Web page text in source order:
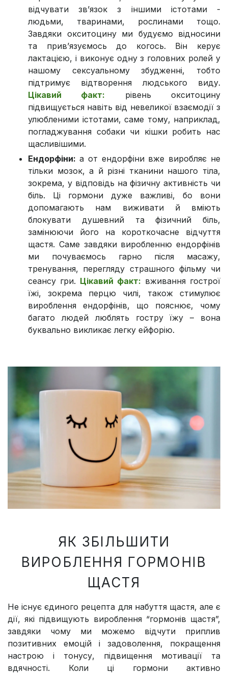
відчувати зв’язок з іншими істотами -
людьми, тваринами, рослинами тощо.
Завдяки окситоцину ми будуємо відносини
та прив’язуємось до когось. Він керує
лактацією, і виконує одну з головних ролей у
нашому сексуальному збудженні, тобто
підтримує відтворення людського виду.
Цікавий факт: рівень окситоцину
підвищується навіть від невеликої взаємодії з
улюбленими істотами, саме тому, наприклад,
погладжування собаки чи кішки робить нас
щасливішими.
Ендорфіни: а от ендорфіни вже виробляє не
тільки мозок, а й різні тканини нашого тіла,
зокрема, у відповідь на фізичну активність чи
біль. Ці гормони дуже важливі, бо вони
допомагають нам виживати й вміють
блокувати душевний та фізичний біль,
замінюючи його на короткочасне відчуття
щастя. Саме завдяки виробленню ендорфінів
ми почуваємось гарно після масажу,
тренування, перегляду страшного фільму чи
сеансу гри. Цікавий факт: вживання гострої
їжі, зокрема перцю чилі, також стимулює
вироблення ендорфінів, що пояснює, чому
багато людей люблять гостру їжу – вона
буквально викликає легку ейфорію.
ЯК ЗБІЛЬШИТИ
ВИРОБЛЕННЯ ГОРМОНІВ
ЩАСТЯ
Не існує єдиного рецепта для набуття щастя, але є
дії, які підвищують вироблення “гормонів щастя”,
завдяки чому ми можемо відчути приплив
позитивних емоцій і задоволення, покращення
настрою і тонусу, підвищення мотивації та
вдячності. Коли ці гормони активно